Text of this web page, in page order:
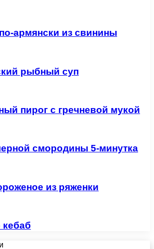
армянски из свинины
рыбный суп
пирог с гречневой мукой
смородины 5-минутка
из ряженки
кебаб